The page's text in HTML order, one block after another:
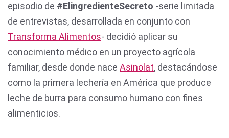
episodio de #ElingredienteSecreto -serie limitada
de entrevistas, desarrollada en conjunto con
Transforma Alimentos- decidió aplicar su
conocimiento médico en un proyecto agrícola
familiar, desde donde nace Asinolat, destacándose
como la primera lechería en América que produce
leche de burra para consumo humano con fines
alimenticios.